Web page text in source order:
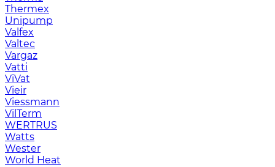
Thermex
Unipump
Valfex
Valtec
Vargaz
Vatti
ViVat
Vieir
Viessmann
VilTerm
WERTRUS
Watts
Wester
World Heat